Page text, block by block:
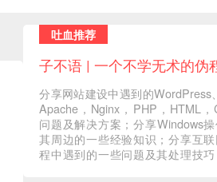
吐血推荐
子不语 | 一个不学无术的伪
分享网站建设中遇到的WordPress
Apache，Nginx，PHP，HTML，
问题及解决方案；分享Windows操
其周边的一些经验知识；分享互
程中遇到的一些问题及其处理技